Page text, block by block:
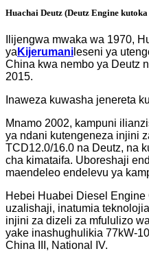
Huachai Deutz (Deutz Engine
Ilijengwa mwaka wa 1970,
ya Kijerumani leseni ya
China kwa nembo ya Deutz
2015.
Inaweza kuwasha jenereta
Mnamo 2002, kampuni
ya ndani kutengeneza injini
TCD12.0/16.0 na Deutz, na
cha kimataifa. Uboreshaji
maendeleo endelevu ya
Hebei Huabei Diesel
uzalishaji, inatumia
injini za dizeli za mfululizo
yake inashughulikia 77kW-
China III, National IV.